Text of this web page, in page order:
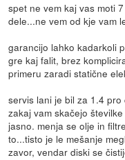
spet ne vem kaj vas moti
dele...ne vem od kje vam
garancijo lahko kadarkoli
gre kaj falit, brez
primeru zaradi statične
servis lani je bil za 1.4
zakaj vam skačejo
jasno. menja se olje in
to...tisto je le mešanje
zavor, vendar diski se